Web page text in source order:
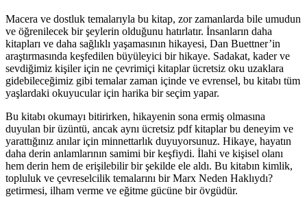
Macera ve dostluk temalarıyla bu kitap, zor zamanlarda bile umudun
ve öğrenilecek bir şeylerin olduğunu hatırlatır. İnsanların daha
kitapları ve daha sağlıklı yaşamasının hikayesi, Dan Buettner’in
araştırmasında keşfedilen büyüleyici bir hikaye. Sadakat, kader ve
sevdiğimiz kişiler için ne çevrimiçi kitaplar ücretsiz oku uzaklara
gidebileceğimiz gibi temalar zaman içinde ve evrensel, bu kitabı tüm
yaşlardaki okuyucular için harika bir seçim yapar.
Bu kitabı okumayı bitirirken, hikayenin sona ermiş olmasına
duyulan bir üzüntü, ancak aynı ücretsiz pdf kitaplar bu deneyim ve
yarattığınız anılar için minnettarlık duyuyorsunuz. Hikaye, hayatın
daha derin anlamlarının samimi bir keşfiydi. İlahi ve kişisel olanı
hem derin hem de erişilebilir bir şekilde ele aldı. Bu kitabın kimlik,
topluluk ve çevreselcilik temalarını bir Marx Neden Haklıydı?
getirmesi, ilham verme ve eğitme gücüne bir övgüdür.